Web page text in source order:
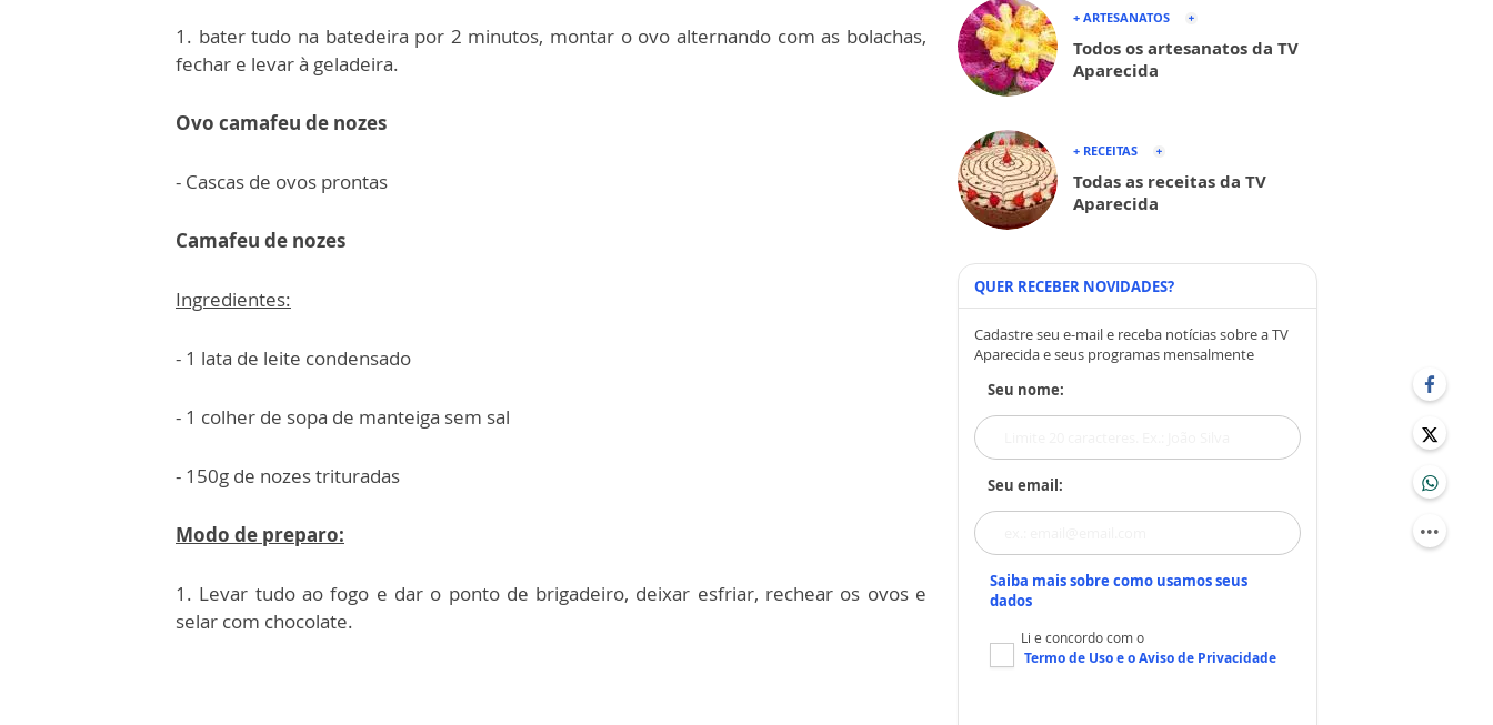
1. bater tudo na batedeira por 2 minutos, montar o ovo alternando com as bolachas,
fechar e levar à geladeira.
Ovo camafeu de nozes
- Cascas de ovos prontas
Camafeu de nozes
Ingredientes:
- 1 lata de leite condensado
- 1 colher de sopa de manteiga sem sal
- 150g de nozes trituradas
Modo de preparo:
1. Levar tudo ao fogo e dar o ponto de brigadeiro, deixar esfriar, rechear os ovos e
selar com chocolate.
+ ARTESANATOS
Todos os artesanatos da TV
Aparecida
+ RECEITAS
Todas as receitas da TV
Aparecida
QUER RECEBER NOVIDADES?
Cadastre seu e-mail e receba notícias sobre a TV
Aparecida e seus programas mensalmente
Seu nome:
Seu email:
Saiba mais sobre como usamos seus
dados
Li e concordo com o
Termo de Usoe oAviso de Privacidade